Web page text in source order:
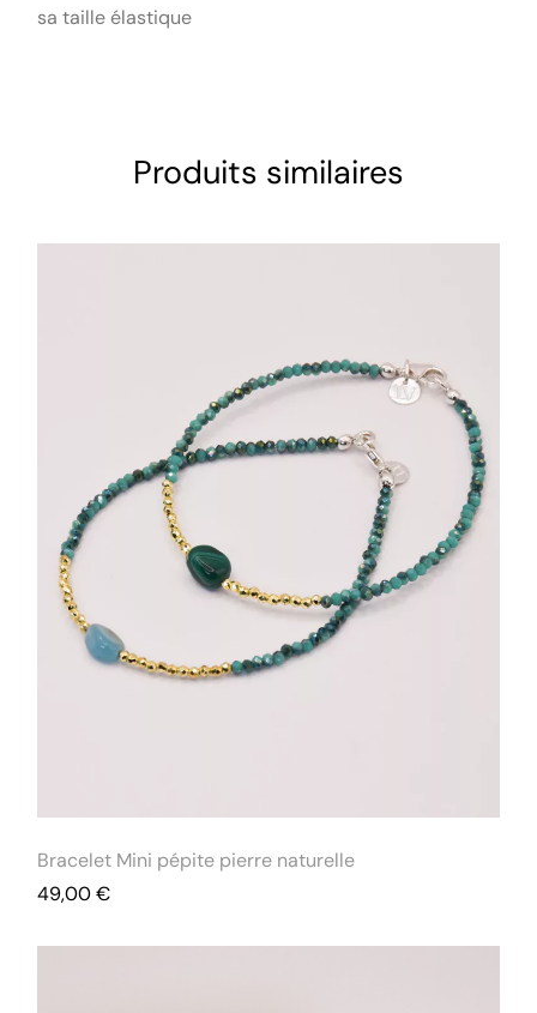
sa taille élastique
Produits similaires
Bracelet Mini pépite pierre naturelle
49,00€